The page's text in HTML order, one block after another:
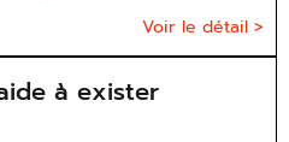
Voir le détail >
à exister